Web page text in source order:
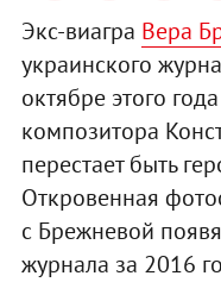
Экс-виагра Вера
украинского
октябре этого года
композитора
перестает быть
Откровенная
с Брежневой
журнала за 2016